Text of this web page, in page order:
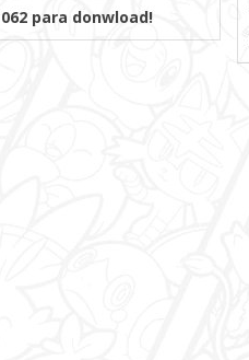
062 para donwload!